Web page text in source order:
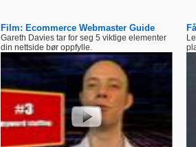
Film: Ecommerce Webmaster Guide
Gareth Davies tar for seg 5 viktige elementer
din nettside bør oppfylle.